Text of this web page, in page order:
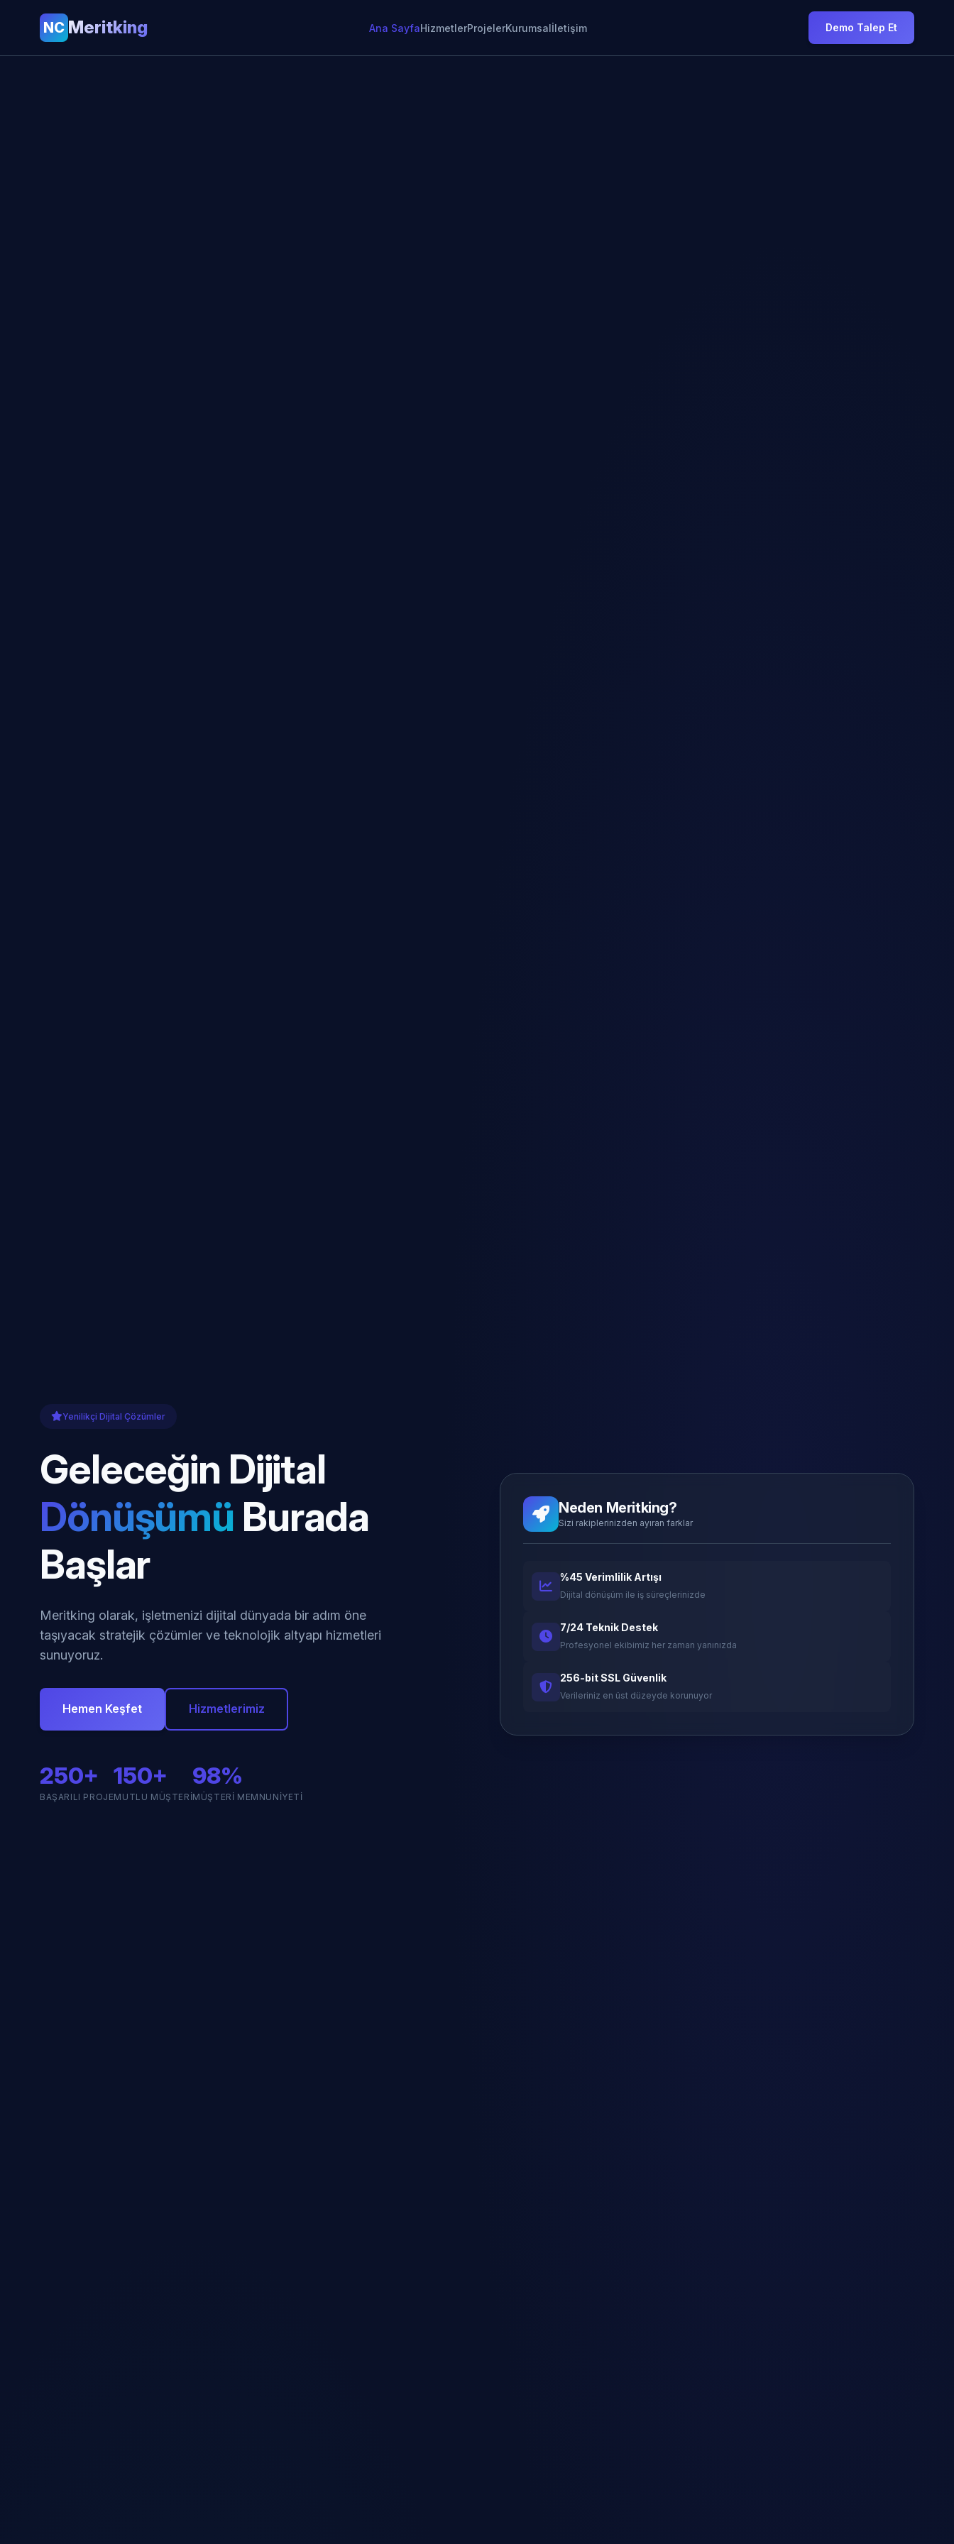
NC Meritking Ana SayfaHizmetlerProjelerKurumsalİletişim Demo Talep Et
Yenilikçi Dijital Çözümler
Geleceğin Dijital
Dönüşümü Burada
Başlar
Meritking olarak, işletmenizi dijital dünyada bir adım öne
taşıyacak stratejik çözümler ve teknolojik altyapı hizmetleri
sunuyoruz.
Hemen Keşfet Hizmetlerimiz
250+
BAŞARILI PROJE
150+
MUTLU MÜŞTERI
98%
MÜŞTERI MEMNUNIYETI
Neden Meritking?
Sizi rakiplerinizden ayıran farklar
%45 Verimlilik Artışı
Dijital dönüşüm ile iş süreçlerinizde
7/24 Teknik Destek
Profesyonel ekibimiz her zaman yanınızda
256-bit SSL Güvenlik
Verileriniz en üst düzeyde korunuyor